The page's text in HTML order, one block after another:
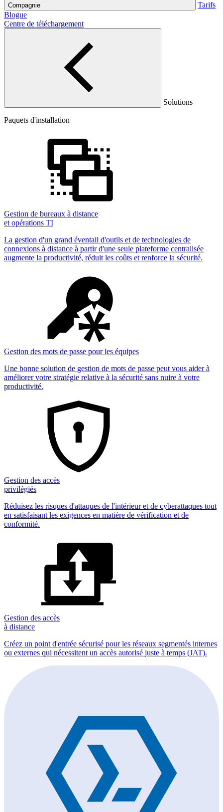
Compagnie
Tarifs
Blogue
Centre de téléchargement
Solutions
Paquets d'installation
Gestion de bureaux à distance
et opérations TI
La gestion d'un grand éventail d'outils et de technologies de
connexions à distance à partir d'une seule plateforme centralisée
augmente la productivité, réduit les coûts et renforce la sécurité.
Gestion des mots de passe pour les équipes
Une bonne solution de gestion de mots de passe peut vous aider à
améliorer votre stratégie relative à la sécurité sans nuire à votre
productivité.
Gestion des accès
privilégiés
Réduisez les risques d'attaques de l'intérieur et de cyberattaques tout
en satisfaisant les exigences en matière de vérification et de
conformité.
Gestion des accès
à distance
Créez un point d'entrée sécurisé pour les réseaux segmentés internes
ou externes qui nécessitent un accès autorisé juste à temps (JAT).